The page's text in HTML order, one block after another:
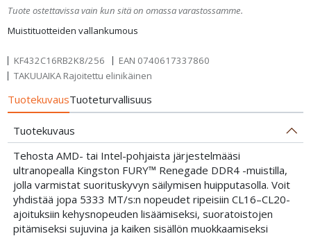
Muistituotteiden vallankumous
Tuote ostettavissa vain kun sitä on omassa varastossamme.
KF432C16RB2K8/256 EAN 0740617337860
TAKUUAIKA Rajoitettu elinikäinen
TuotekuvausTuoteturvallisuus
Tuotekuvaus
Tehosta AMD- tai Intel-pohjaista järjestelmääsi
ultranopealla Kingston FURY™ Renegade DDR4 -muistilla,
jolla varmistat suorituskyvyn säilymisen huipputasolla. Voit
yhdistää jopa 5333 MT/s:n nopeudet ripeisiin CL16–CL20-
ajoituksiin kehysnopeuden lisäämiseksi, suoratoistojen
pitämiseksi sujuvina ja kaiken sisällön muokkaamiseksi